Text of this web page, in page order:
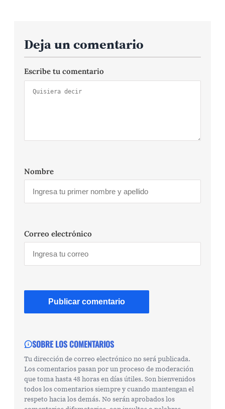
Deja un comentario
Escribe tu comentario
Nombre
Correo electrónico
SOBRE LOS COMENTARIOS
Tu dirección de correo electrónico no será publicada.
Los comentarios pasan por un proceso de moderación
que toma hasta 48 horas en días útiles. Son bienvenidos
todos los comentarios siempre y cuando mantengan el
respeto hacia los demás. No serán aprobados los